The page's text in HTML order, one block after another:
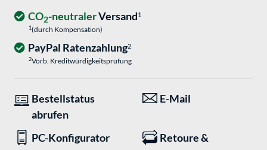
CO2-neutralerVersand1
1(durch Kompensation)
PayPal Ratenzahlung2
2Vorb. Kreditwürdigkeitsprüfung
Bestellstatus
abrufen
E-Mail
PC-Konfigurator
Retoure &